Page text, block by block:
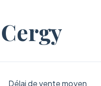
Délai de vente moyen